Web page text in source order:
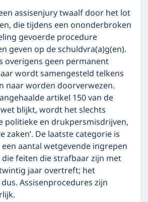
assisenjury twaalf door het lot
die tijdens een ononderbroken
gevoerde procedure
geven op de schuldvra(a)g(en).
overigens geen permanent
wordt samengesteld telkens
naar worden doorverwezen.
artikel 150 van de
blijkt, wordt het slechts
politieke en drukpersmisdrijven,
zaken’. De laatste categorie is
aantal wetgevende ingrepen
feiten die strafbaar zijn met
jaar overtreft; het
Assisenprocedures zijn